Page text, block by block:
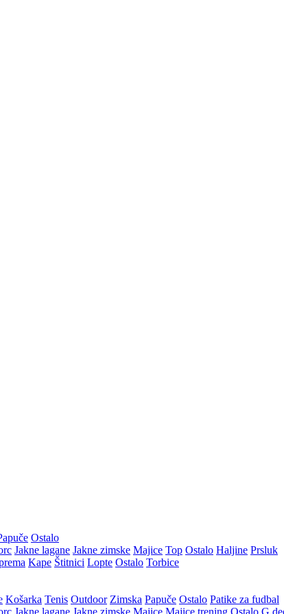
Ostalo
Jakne lagane Jakne zimske Majice Top Ostalo Haljine Prsluk
Kape Štitnici Lopte Ostalo Torbice
Košarka Tenis Outdoor Zimska Papuče Ostalo Patike za fudbal
Jakne lagane Jakne zimske Majice Majice trening Ostalo